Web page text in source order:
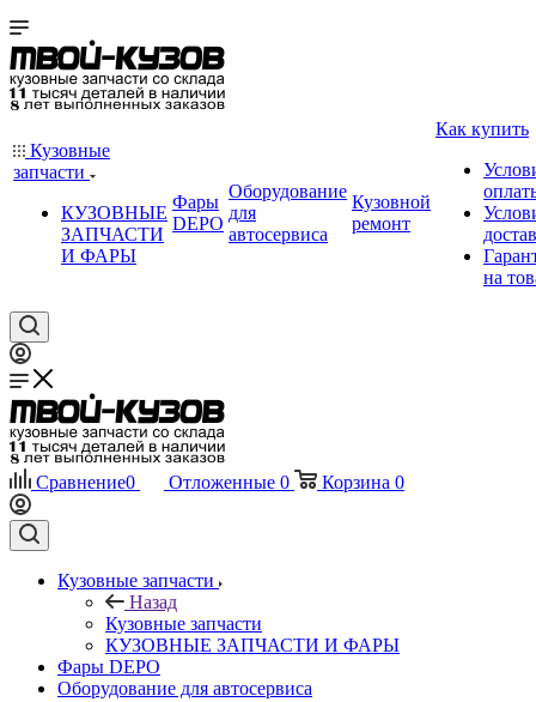
Кузовные
запчасти
КУЗОВНЫЕ
ЗАПЧАСТИ
И ФАРЫ
Фары
DEPO
Оборудование
для
автосервиса
Кузовной
ремонт
Как купить
на
Сравнение0 Отложенные 0 Корзина 0
Кузовные запчасти
Назад
Кузовные запчасти
КУЗОВНЫЕ ЗАПЧАСТИ И ФАРЫ
Фары DEPO
Оборудование для автосервиса